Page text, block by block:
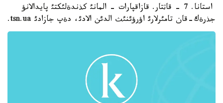
استانا. 7 - قاثتار. قازاقپارات - المانئ كذندةلئكتئ پايدالانؤ
جذرةك-قان تامئرلارئ اؤرؤئنئث الدئن الادئ، دةپ جازادئ tsn.ua.